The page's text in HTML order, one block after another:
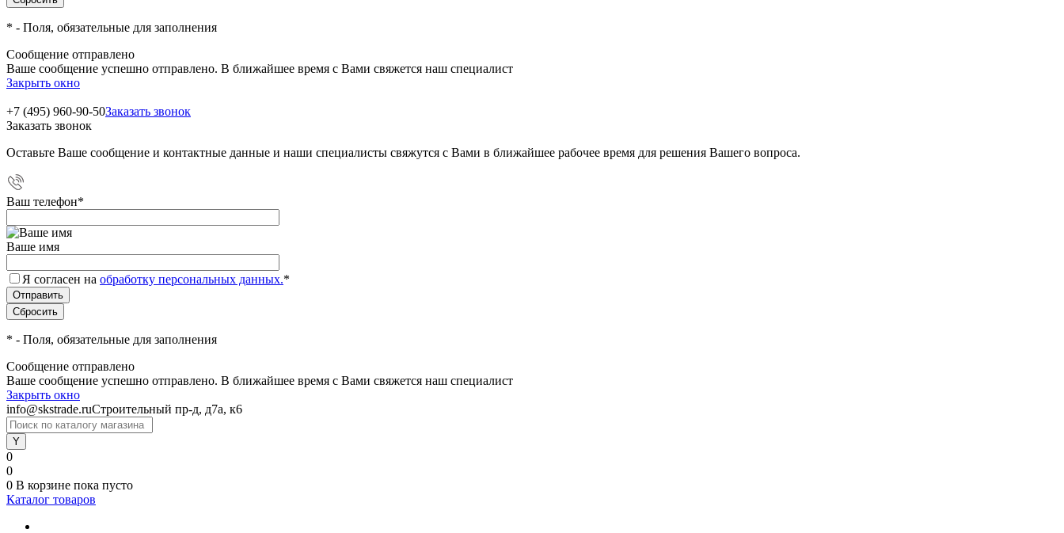
* - Поля, обязательные для заполнения
Сообщение отправлено
Ваше сообщение успешно отправлено. В ближайшее время с Вами свяжется наш специалист
Закрыть окно
+7 (495) 960-90-50Заказать звонок
Заказать звонок
Оставьте Ваше сообщение и контактные данные и наши специалисты свяжутся с Вами в ближайшее рабочее время для решения Вашего вопроса.
Ваш телефон*
Ваше имя
Я согласен на обработку персональных данных.*
* - Поля, обязательные для заполнения
Сообщение отправлено
Ваше сообщение успешно отправлено. В ближайшее время с Вами свяжется наш специалист
Закрыть окно
info@skstrade.ruСтроительный пр-д, д7а, к6
0
0
0 В корзине пока пусто
Каталог товаров